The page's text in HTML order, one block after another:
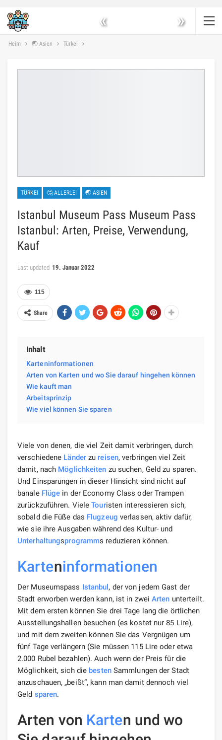
« »
Heim 🌏 Asien Türkei
TÜRKEI 🤔 ALLERLEI 🌏 ASIEN
Istanbul Museum Pass Museum Pass
Istanbul: Arten, Preise, Verwendung,
Kauf
Last updated 19. Januar 2022
115
Share
Inhalt
Karteninformationen
Arten von Karten und wo Sie darauf hingehen können
Wie kauft man
Arbeitsprinzip
Wie viel können Sie sparen
Viele von denen, die viel Zeit damit verbringen, durch
verschiedene Länderzu reisen, verbringen viel Zeit
damit, nach Möglichkeiten zu suchen, Geld zu sparen.
Und Einsparungen in dieser Hinsicht sind nicht auf
banale Flüge in der Economy Class oder Trampen
zurückzuführen. VieleTouristen interessieren sich,
sobald die Füße das Flugzeug verlassen, aktiv dafür,
wie sie ihre Ausgaben während des Kultur- und
Unterhaltungsprogramms reduzieren können.
Karteninformationen
Der Museumspass Istanbul, der von jedem Gast der
Stadt erworben werden kann, ist in zweiArten unterteilt.
Mit dem ersten können Sie drei Tage lang die örtlichen
Ausstellungshallen besuchen (es kostet nur 85 Lire),
und mit dem zweiten können Sie das Vergnügen um
fünf Tage verlängern (Sie müssen 115 Lire oder etwa
2.000 Rubel bezahlen). Auch wenn der Preis für die
Möglichkeit, sich die bestenSammlungen der Stadt
anzuschauen, „beißt“, kann man damit dennoch viel
Geld sparen.
Arten von Karten und wo